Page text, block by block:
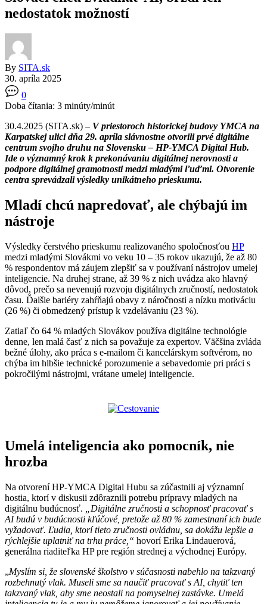
nedostatok možností
By SITA.sk
30. apríla 2025
0
Doba čítania: 3 minúty/minút
30.4.2025 (SITA.sk) – V priestoroch historickej budovy YMCA na
Karpatskej ulici dňa 29. apríla slávnostne otvorili prvé digitálne
centrum svojho druhu na Slovensku – HP-YMCA Digital Hub.
Ide o významný krok k prekonávaniu digitálnej nerovnosti a
podpore digitálnej gramotnosti medzi mladými ľuďmi. Otvorenie
centra sprevádzali výsledky unikátneho prieskumu.
Mladí chcú napredovať, ale chýbajú im
nástroje
Výsledky čerstvého prieskumu realizovaného spoločnosťou HP
medzi mladými Slovákmi vo veku 10 – 35 rokov ukazujú, že až 80
% respondentov má záujem zlepšiť sa v používaní nástrojov umelej
inteligencie. Na druhej strane, až 39 % z nich uvádza ako hlavný
dôvod, prečo sa nevenujú rozvoju digitálnych zručností, nedostatok
času. Ďalšie bariéry zahŕňajú obavy z náročnosti a nízku motiváciu
(26 %) či obmedzený prístup k vzdelávaniu (23 %).
Zatiaľ čo 64 % mladých Slovákov používa digitálne technológie
denne, len malá časť z nich sa považuje za expertov. Väčšina zvláda
bežné úlohy, ako práca s e-mailom či kancelárskym softvérom, no
chýba im hlbšie technické porozumenie a sebavedomie pri práci s
pokročilými nástrojmi, vrátane umelej inteligencie.
Umelá inteligencia ako pomocník, nie
hrozba
Na otvorení HP-YMCA Digital Hubu sa zúčastnili aj významní
hostia, ktorí v diskusii zdôraznili potrebu prípravy mladých na
digitálnu budúcnosť.
„Digitálne zručnosti a schopnosť pracovať s
AI budú v budúcnosti kľúčové, pretože až 80 % zamestnaní ich bude
vyžadovať. Ľudia, ktorí tieto zručnosti ovládnu, sa dokážu lepšie a
rýchlejšie uplatniť na trhu práce,“ hovorí Erika Lindauerová,
generálna riaditeľka HP pre región strednej a východnej Európy.
„Myslím si, že slovenské školstvo v súčasnosti nabehlo na takzvaný
rozbehnutý vlak. Museli sme sa naučiť pracovať s AI, chytiť ten
takzvaný vlak, aby sme neostali na pomyselnej zastávke. Umelá